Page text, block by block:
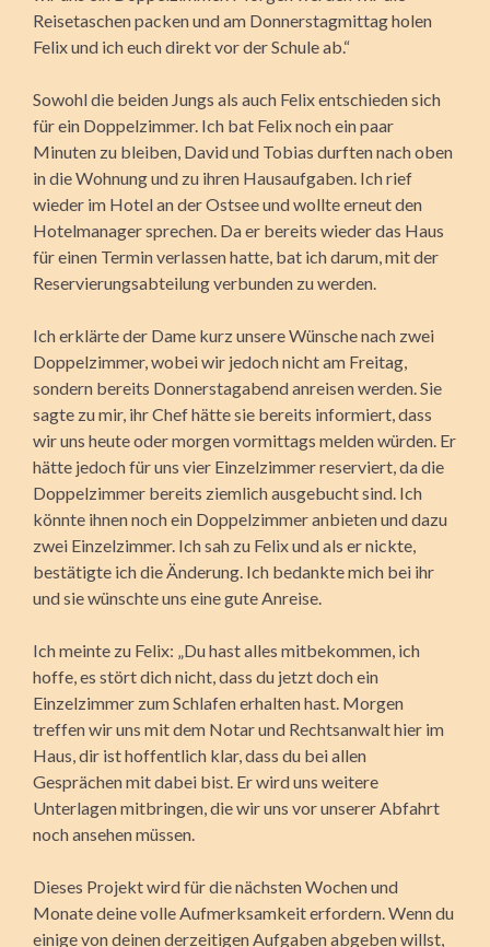
Reisetaschen packen und am Donnerstagmittag holen
Felix und ich euch direkt vor der Schule ab.“
Sowohl die beiden Jungs als auch Felix entschieden sich
für ein Doppelzimmer. Ich bat Felix noch ein paar
Minuten zu bleiben, David und Tobias durften nach oben
in die Wohnung und zu ihren Hausaufgaben. Ich rief
wieder im Hotel an der Ostsee und wollte erneut den
Hotelmanager sprechen. Da er bereits wieder das Haus
für einen Termin verlassen hatte, bat ich darum, mit der
Reservierungsabteilung verbunden zu werden.
Ich erklärte der Dame kurz unsere Wünsche nach zwei
Doppelzimmer, wobei wir jedoch nicht am Freitag,
sondern bereits Donnerstagabend anreisen werden. Sie
sagte zu mir, ihr Chef hätte sie bereits informiert, dass
wir uns heute oder morgen vormittags melden würden. Er
hätte jedoch für uns vier Einzelzimmer reserviert, da die
Doppelzimmer bereits ziemlich ausgebucht sind. Ich
könnte ihnen noch ein Doppelzimmer anbieten und dazu
zwei Einzelzimmer. Ich sah zu Felix und als er nickte,
bestätigte ich die Änderung. Ich bedankte mich bei ihr
und sie wünschte uns eine gute Anreise.
Ich meinte zu Felix: „Du hast alles mitbekommen, ich
hoffe, es stört dich nicht, dass du jetzt doch ein
Einzelzimmer zum Schlafen erhalten hast. Morgen
treffen wir uns mit dem Notar und Rechtsanwalt hier im
Haus, dir ist hoffentlich klar, dass du bei allen
Gesprächen mit dabei bist. Er wird uns weitere
Unterlagen mitbringen, die wir uns vor unserer Abfahrt
noch ansehen müssen.
Dieses Projekt wird für die nächsten Wochen und
Monate deine volle Aufmerksamkeit erfordern. Wenn du
einige von deinen derzeitigen Aufgaben abgeben willst,